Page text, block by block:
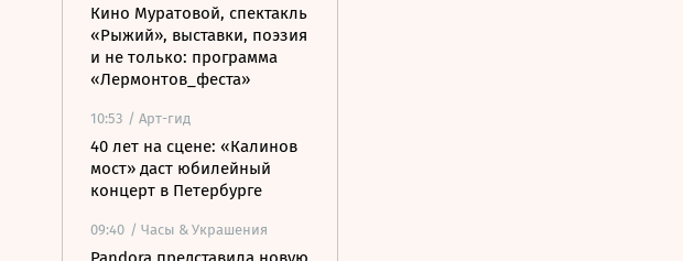
Кино Муратовой, спектакль
«Рыжий», выставки, поэзия
и не только: программа
«Лермонтов_феста»
10:53 / Арт-гид
40 лет на сцене: «Калинов
мост» даст юбилейный
концерт в Петербурге
09:40 / Часы & Украшения